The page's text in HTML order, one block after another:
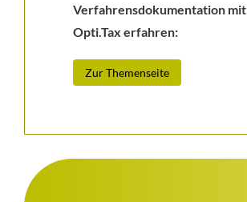
Verfahrensdokumentation mit
Opti.Tax erfahren:
Zur Themenseite